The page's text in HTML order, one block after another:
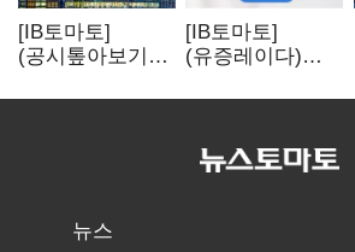
[IB토마토]
(공시톺아보기)
바로 매출로
[IB토마토]
(유증레이다)
3분의 1 토막…
비용부터 챙긴다
뉴스